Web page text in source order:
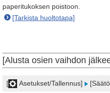
paperitukoksen poistoon.
[Tarkista huoltotapa]
[Alusta osien vaihdon
[ Asetukset/Tallennus]